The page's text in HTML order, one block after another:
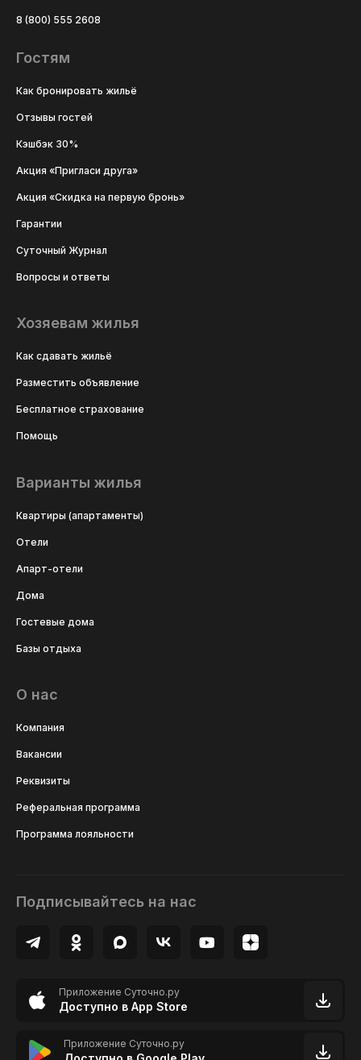
8 (800) 555 2608
Гостям
Как бронировать жильё
Отзывы гостей
Кэшбэк 30%
Акция «Пригласи друга»
Акция «Скидка на первую бронь»
Гарантии
Суточный Журнал
Вопросы и ответы
Хозяевам жилья
Как сдавать жильё
Разместить объявление
Бесплатное страхование
Помощь
Варианты жилья
Квартиры (апартаменты)
Отели
Апарт-отели
Дома
Гостевые дома
Базы отдыха
О нас
Компания
Вакансии
Реквизиты
Реферальная программа
Программа лояльности
Подписывайтесь на нас
Приложение Суточно.ру
Доступно в App Store
Приложение Суточно.ру